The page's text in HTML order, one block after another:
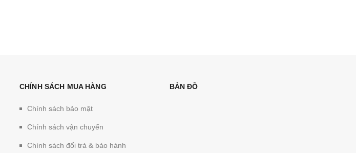
CHÍNH SÁCH MUA HÀNG
Chính sách bảo mật
Chính sách vận chuyển
Chính sách đổi trả & bảo hành
BẢN ĐỒ